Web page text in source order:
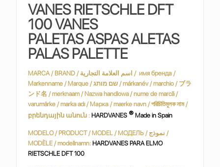
VANES RIETSCHLE DFT
100 VANES
PALETAS ASPAS ALETAS
PALAS PALETTE
MARCA / BRAND / اسم العلامة التجارية / имя бренда /
Markenname / Marque / שם מותג / márkanév / marchio / ブラ
ンド名 / merknaam / Nazwa handlowa / nume de marcă /
varumärke / marka adı / Марка / mærke navn / পরিচিতিমুলক নাম /
բրենդային անուն : HARDVANES ® Made in Spain
MODELO / PRODUCT / MODEL / МОДЕЛЬ / نموذج /
MODÈLE / modellnamn: HARDVANES PARA ELMO
RIETSCHLE DFT 100